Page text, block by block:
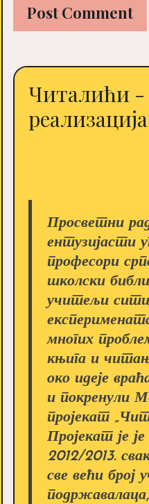
Читалићи -
Просветни
ентузијасти
професори
школски
учитељи сити
многих
књига и
око идеје
и покренули
пројекат
Пројекат је
2012/2013.
све већи број